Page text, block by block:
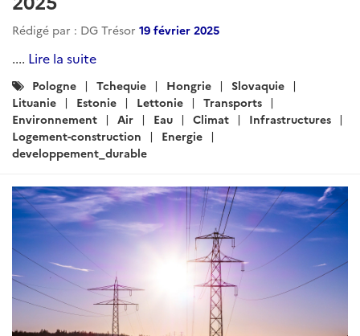
ARTICLE
Veille régionale du pôle
développement durable:
Rédigé par : DG Trésor21 octobre 2025
....Lire la suite
Catégories
:
Pologne Hongrie
Slovaquie
Lituanie
Lettonie Transports
Environnement
Air
Infrastructures
Logement-construction
developpement_durable